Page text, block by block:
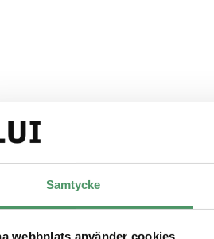
Samtycke
avloppGemensamt avlopp
Infiltration Hög skyddsnivå